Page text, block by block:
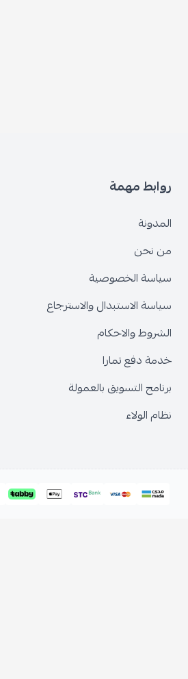
روابط مهمة
المدونة
من نحن
سياسة الخصوصية
سياسة الاستبدال والاسترجاع
الشروط والاحكام
خدمة دفع تمارا
برنامج التسويق بالعمولة
نظام الولاء